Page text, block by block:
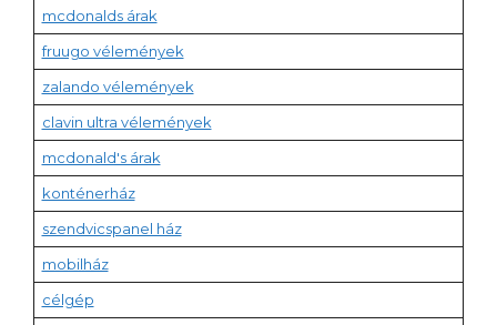
mcdonalds árak
fruugo vélemények
zalando vélemények
clavin ultra vélemények
mcdonald's árak
konténerház
szendvicspanel ház
mobilház
célgép